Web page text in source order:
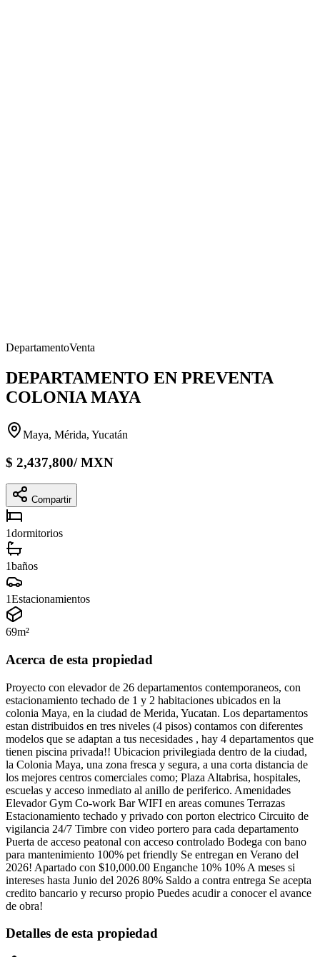
DepartamentoVenta
DEPARTAMENTO EN PREVENTA
COLONIA MAYA
Maya, Mérida, Yucatán
$ 2,437,800/MXN
Compartir
1dormitorios
1baños
1Estacionamientos
69m²
Acerca de esta propiedad
Proyecto con elevador de 26 departamentos contemporaneos, con
estacionamiento techado de 1 y 2 habitaciones ubicados en la
colonia Maya, en la ciudad de Merida, Yucatan. Los departamentos
estan distribuidos en tres niveles (4 pisos) contamos con diferentes
modelos que se adaptan a tus necesidades , hay 4 departamentos que
tienen piscina privada!! Ubicacion privilegiada dentro de la ciudad,
la Colonia Maya, una zona fresca y segura, a una corta distancia de
los mejores centros comerciales como; Plaza Altabrisa, hospitales,
escuelas y acceso inmediato al anillo de periferico. Amenidades
Elevador Gym Co-work Bar WIFI en areas comunes Terrazas
Estacionamiento techado y privado con porton electrico Circuito de
vigilancia 24/7 Timbre con video portero para cada departamento
Puerta de acceso peatonal con acceso controlado Bodega con bano
para mantenimiento 100% pet friendly Se entregan en Verano del
2026! Apartado con $10,000.00 Enganche 10% 10% A meses si
intereses hasta Junio del 2026 80% Saldo a contra entrega Se acepta
credito bancario y recurso propio Puedes acudir a conocer el avance
de obra!
Detalles de esta propiedad